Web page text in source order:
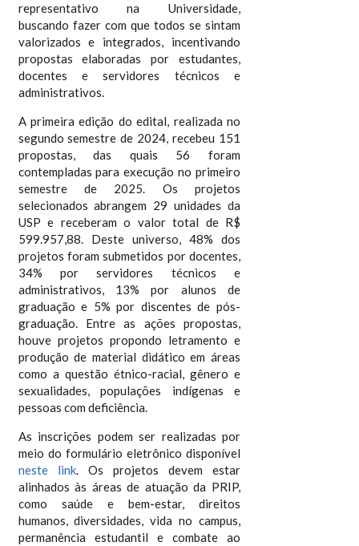
representativo na Universidade,
buscando fazer com que todos se sintam
valorizados e integrados, incentivando
propostas elaboradas por estudantes,
docentes e servidores técnicos e
administrativos.
A primeira edição do edital, realizada no
segundo semestre de 2024, recebeu 151
propostas, das quais 56 foram
contempladas para execução no primeiro
semestre de 2025. Os projetos
selecionados abrangem 29 unidades da
USP e receberam o valor total de R$
599.957,88. Deste universo, 48% dos
projetos foram submetidos por docentes,
34% por servidores técnicos e
administrativos, 13% por alunos de
graduação e 5% por discentes de pós-
graduação. Entre as ações propostas,
houve projetos propondo letramento e
produção de material didático em áreas
como a questão étnico-racial, gênero e
sexualidades, populações indígenas e
pessoas com deficiência.
As inscrições podem ser realizadas por
meio do formulário eletrônico disponível
neste link. Os projetos devem estar
alinhados às áreas de atuação da PRIP,
como saúde e bem-estar, direitos
humanos, diversidades, vida no campus,
permanência estudantil e combate ao